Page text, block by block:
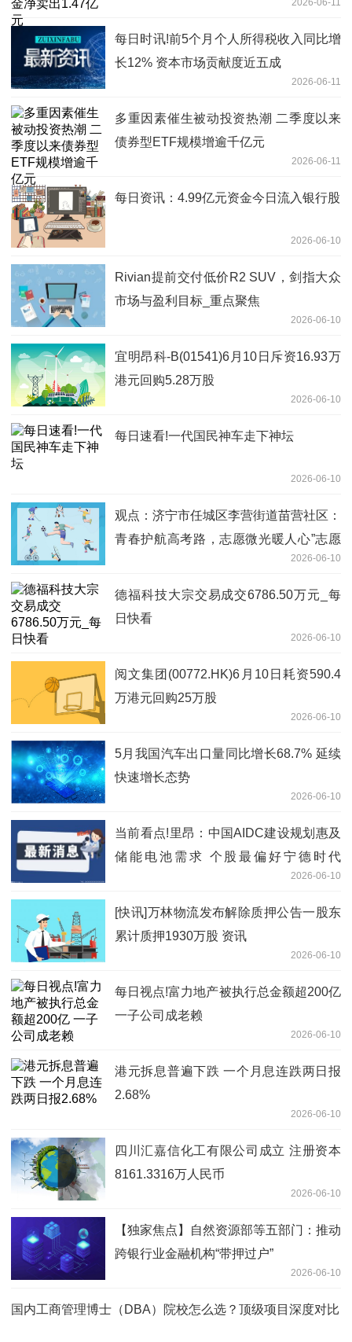
2026-06-11
每日时讯!前5个月个人所得税收入同比增
长12% 资本市场贡献度近五成
2026-06-11
多重因素催生被动投资热潮 二季度以来
债券型ETF规模增逾千亿元
2026-06-11
每日资讯：4.99亿元资金今日流入银行股
2026-06-10
Rivian提前交付低价R2 SUV，剑指大众
市场与盈利目标_重点聚焦
2026-06-10
宜明昂科-B(01541)6月10日斥资16.93万
港元回购5.28万股
2026-06-10
每日速看!一代国民神车走下神坛
2026-06-10
观点：济宁市任城区李营街道苗营社区：
青春护航高考路，志愿微光暖人心”志愿
2026-06-10
德福科技大宗交易成交6786.50万元_每
日快看
2026-06-10
阅文集团(00772.HK)6月10日耗资590.4
万港元回购25万股
2026-06-10
5月我国汽车出口量同比增长68.7% 延续
快速增长态势
2026-06-10
当前看点!里昂：中国AIDC建设规划惠及
储能电池需求 个股最偏好宁德时代
2026-06-10
[快讯]万林物流发布解除质押公告一股东
累计质押1930万股 资讯
2026-06-10
每日视点!富力地产被执行总金额超200亿
一子公司成老赖
2026-06-10
港元拆息普遍下跌 一个月息连跌两日报
2.68%
2026-06-10
四川汇嘉信化工有限公司成立 注册资本
8161.3316万人民币
2026-06-10
【独家焦点】自然资源部等五部门：推动
跨银行业金融机构“带押过户”
2026-06-10
国内工商管理博士（DBA）院校怎么选？顶级项目深度对比